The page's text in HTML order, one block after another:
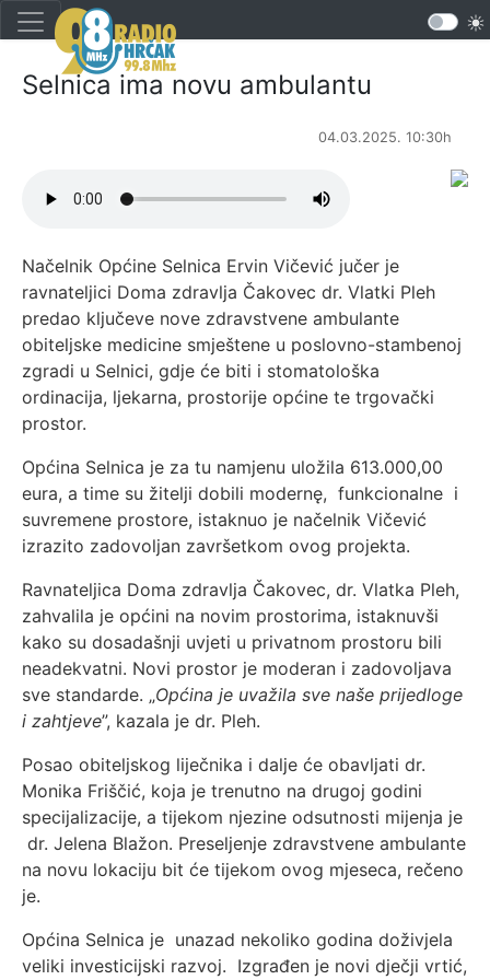
Selnica ima novu ambulantu
04.03.2025. 10:30h
Načelnik Općine Selnica Ervin Vičević jučer je
ravnateljici Doma zdravlja Čakovec dr. Vlatki Pleh
predao ključeve nove zdravstvene ambulante
obiteljske medicine smještene u poslovno-stambenoj
zgradi u Selnici, gdje će biti i stomatološka
ordinacija, ljekarna, prostorije općine te trgovački
prostor.
Općina Selnica je za tu namjenu uložila 613.000,00
eura, a time su žitelji dobili modernę, funkcionalne i
suvremene prostore, istaknuo je načelnik Vičević
izrazito zadovoljan završetkom ovog projekta.
Ravnateljica Doma zdravlja Čakovec, dr. Vlatka Pleh,
zahvalila je općini na novim prostorima, istaknuvši
kako su dosadašnji uvjeti u privatnom prostoru bili
neadekvatni. Novi prostor je moderan i zadovoljava
sve standarde. „Općina je uvažila sve naše prijedloge
i zahtjeve”, kazala je dr. Pleh.
Posao obiteljskog liječnika i dalje će obavljati dr.
Monika Friščić, koja je trenutno na drugoj godini
specijalizacije, a tijekom njezine odsutnosti mijenja je
dr. Jelena Blažon. Preseljenje zdravstvene ambulante
na novu lokaciju bit će tijekom ovog mjeseca, rečeno
je.
Općina Selnica je unazad nekoliko godina doživjela
veliki investicijski razvoj. Izgrađen je novi dječji vrtić,